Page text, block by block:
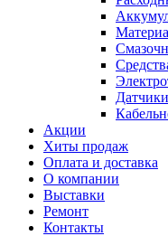
Акции
Хиты продаж
Оплата и доставка
О компании
Выставки
Ремонт
Контакты